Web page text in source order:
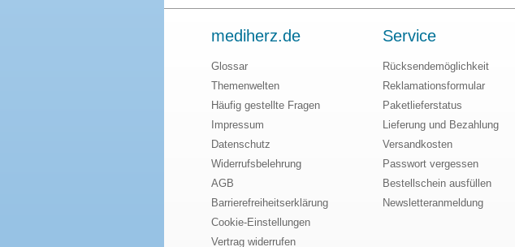
mediherz.de
Glossar
Themenwelten
Häufig gestellte Fragen
Impressum
Datenschutz
Widerrufsbelehrung
AGB
Barrierefreiheitserklärung
Cookie-Einstellungen
Vertrag widerrufen
Service
Rücksendemöglichkeit
Reklamationsformular
Paketlieferstatus
Lieferung und Bezahlung
Versandkosten
Passwort vergessen
Bestellschein ausfüllen
Newsletteranmeldung